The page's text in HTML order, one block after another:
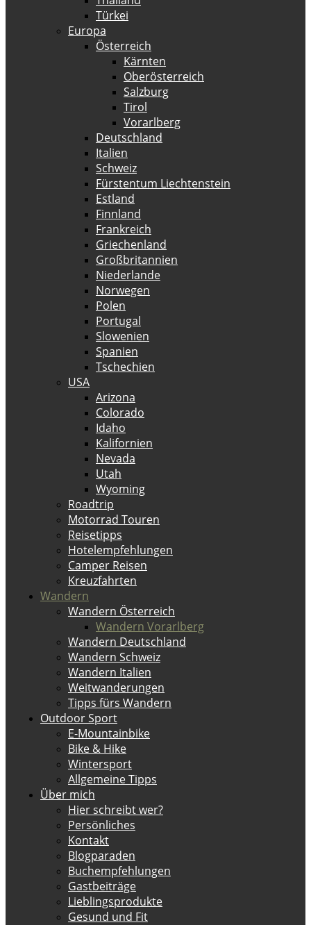
Türkei
Europa
Österreich
Kärnten
Oberösterreich
Salzburg
Tirol
Vorarlberg
Deutschland
Italien
Schweiz
Fürstentum Liechtenstein
Estland
Finnland
Frankreich
Griechenland
Großbritannien
Niederlande
Norwegen
Polen
Portugal
Slowenien
Spanien
Tschechien
USA
Arizona
Colorado
Idaho
Kalifornien
Nevada
Utah
Wyoming
Roadtrip
Motorrad Touren
Reisetipps
Hotelempfehlungen
Camper Reisen
Kreuzfahrten
Wandern
Wandern Österreich
Wandern Vorarlberg
Wandern Deutschland
Wandern Schweiz
Wandern Italien
Weitwanderungen
Tipps fürs Wandern
Outdoor Sport
E-Mountainbike
Bike & Hike
Wintersport
Allgemeine Tipps
Über mich
Hier schreibt wer?
Persönliches
Kontakt
Blogparaden
Buchempfehlungen
Gastbeiträge
Lieblingsprodukte
Gesund und Fit